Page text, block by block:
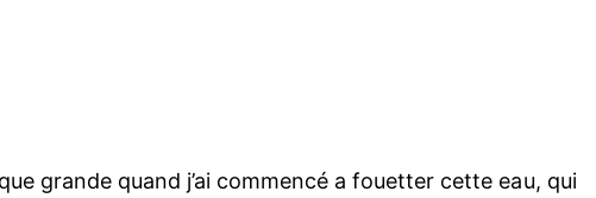
grande quand j’ai commencé a fouetter cette eau, qui